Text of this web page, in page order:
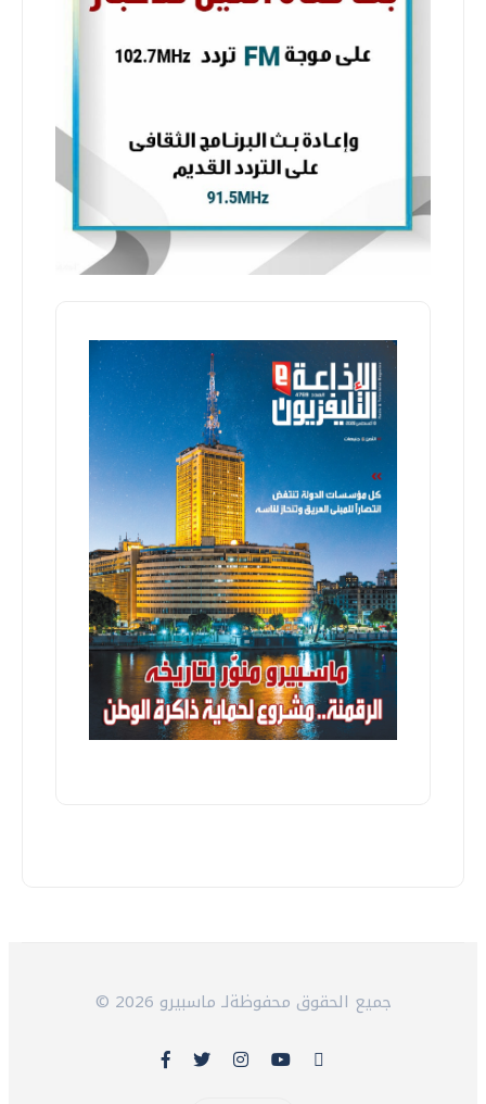
© 2026 جميع الحقوق محفوظةلـ ماسبيرو